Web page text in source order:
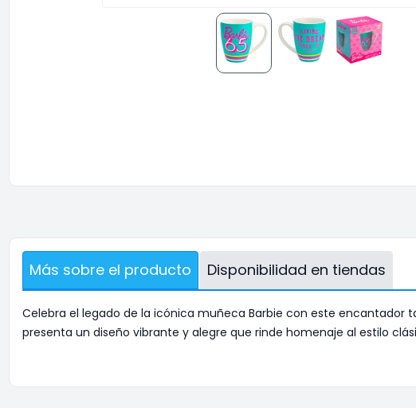
Más sobre el producto Disponibilidad en tiendas
Celebra el legado de la icónica muñeca Barbie con este encantador
presenta un diseño vibrante y alegre que rinde homenaje al estilo